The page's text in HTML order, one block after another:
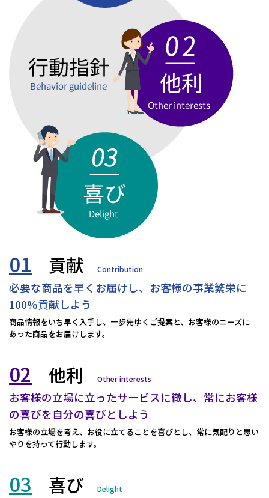
01 貢献 Contribution
必要な商品を早くお届けし、お客様の事業繁栄に
100%貢献しよう
商品情報をいち早く入手し、一歩先ゆくご提案と、お客様のニーズに
あった商品をお届けします。
02 他利 Other interests
お客様の立場に立ったサービスに徹し、常にお客様
の喜びを自分の喜びとしよう
お客様の立場を考え、お役に立てることを喜びとし、常に気配りと思い
やりを持って行動します。
03 喜び Delight